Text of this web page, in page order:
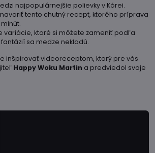
najpopulárnejšie polievky v Kórei.
tento chutný recept, ktorého príprava
variácie, ktoré si môžete zameniť podľa
sa medze nekladú.
inšpirovať videoreceptom, ktorý pre vás
Happy Woku Martin a predviedol svoje